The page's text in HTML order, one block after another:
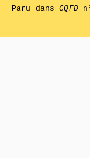
Paru dansCQFD